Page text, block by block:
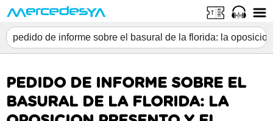
PEDIDO DE INFORME SOBRE EL
BASURAL DE LA FLORIDA: LA